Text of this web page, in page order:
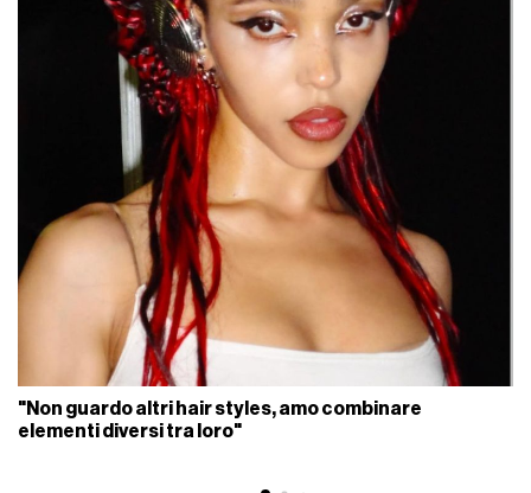
"Non guardo altri hair styles, amo combinare
elementi diversi tra loro"